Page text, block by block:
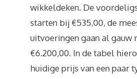
wikkeldeken. De
starten bij €535,00, de
uitvoeringen gaan al gauw
€6.200,00. In de tabel
huidige prijs van een paar